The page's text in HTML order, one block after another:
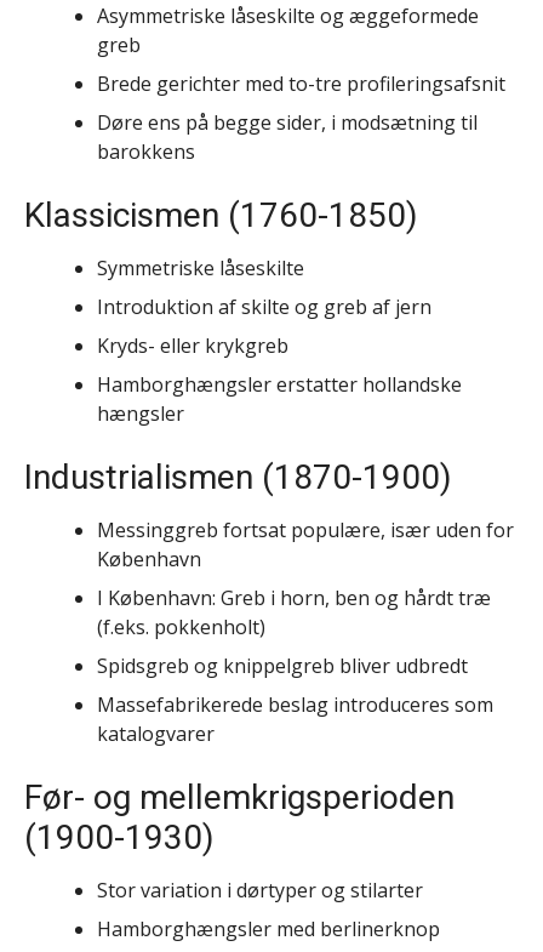
Asymmetriske låseskilte og æggeformede
greb
Brede gerichter med to-tre profileringsafsnit
Døre ens på begge sider, i modsætning til
barokkens
Klassicismen (1760-1850)
Symmetriske låseskilte
Introduktion af skilte og greb af jern
Kryds- eller krykgreb
Hamborghængsler erstatter hollandske
hængsler
Industrialismen (1870-1900)
Messinggreb fortsat populære, især uden for
København
I København: Greb i horn, ben og hårdt træ
(f.eks. pokkenholt)
Spidsgreb og knippelgreb bliver udbredt
Massefabrikerede beslag introduceres som
katalogvarer
Før- og mellemkrigsperioden
(1900-1930)
Stor variation i dørtyper og stilarter
Hamborghængsler med berlinerknop